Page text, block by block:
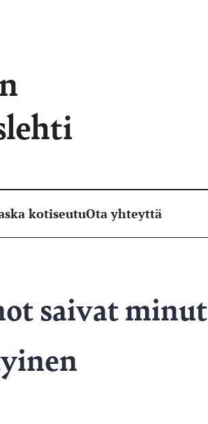
kotiseutuOta yhteyttä
saivat minut